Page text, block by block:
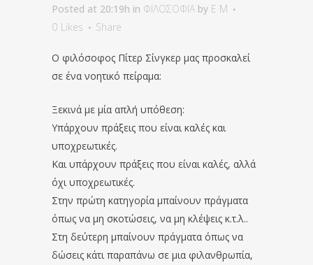
Posted at 20:19h in ΦΙΛΟΣΟΦΙΑ by E M
0 Likes Share
Ο φιλόσοφος Πίτερ Σίνγκερ μας προσκαλεί
σε ένα νοητικό πείραμα:
Ξεκινά με μία απλή υπόθεση:
Υπάρχουν πράξεις που είναι καλές και
υποχρεωτικές.
Και υπάρχουν πράξεις που είναι καλές, αλλά
όχι υποχρεωτικές.
Στην πρώτη κατηγορία μπαίνουν πράγματα
όπως να μη σκοτώσεις, να μη κλέψεις κ.τ.λ..
Στη δεύτερη μπαίνουν πράγματα όπως να
δώσεις κάτι παραπάνω σε μια φιλανθρωπία,